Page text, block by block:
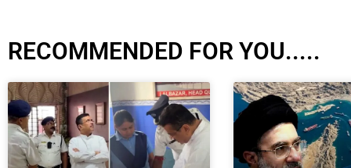
RECOMMENDED FOR YOU.....